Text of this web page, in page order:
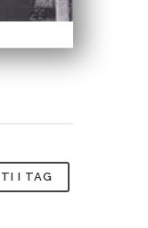
I TAG